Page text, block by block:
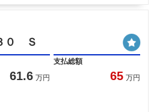
０ Ｓ
61.6 万円
支払総額
65 万円